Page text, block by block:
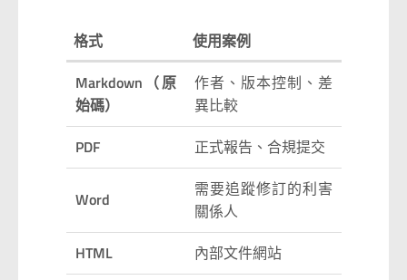
格式
使用案例
Markdown（原
始碼）
作者、版本控制、差
異比較
PDF
正式報告、合規提交
Word
需要追蹤修訂的利害
關係人
HTML
內部文件網站